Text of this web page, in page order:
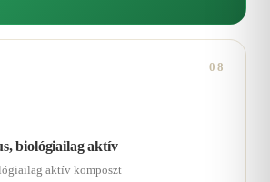
08
biológiailag aktív
aktív komposzt